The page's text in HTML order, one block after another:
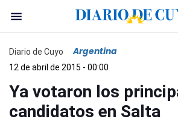
Diario de Cuyo Argentina
12 de abril de 2015 - 00:00
Ya votaron los
candidatos en Salta